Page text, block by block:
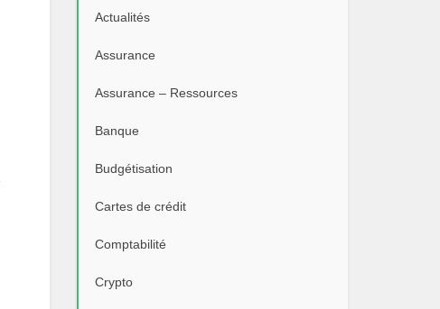
Actualités
Assurance
Assurance – Ressources
Banque
Budgétisation
Cartes de crédit
Comptabilité
Crypto